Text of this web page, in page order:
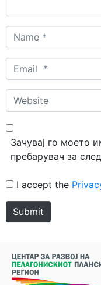
Name
*
Email
*
Website
Зачувај го моето
пребарувач за
I accept the
Submit